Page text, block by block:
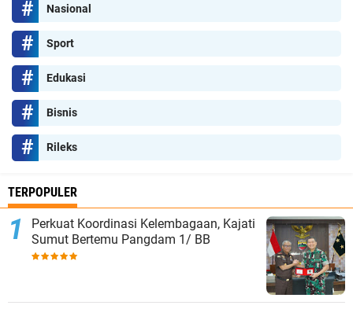
Nasional
Sport
Edukasi
Bisnis
Rileks
TERPOPULER
Perkuat Koordinasi Kelembagaan, Kajati
Sumut Bertemu Pangdam 1/ BB